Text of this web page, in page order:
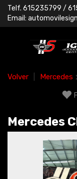
Telf. 615235799 /
Email:
Volver Mercedes
Mercedes